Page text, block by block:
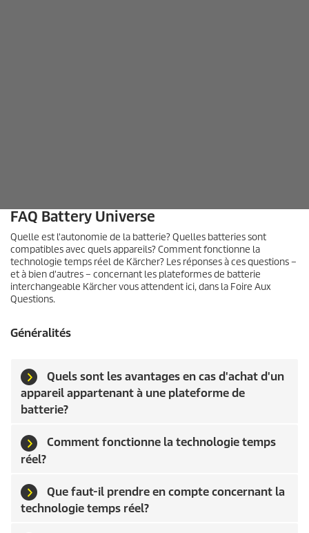
c
o
n
d
e
s
s
u
r
e
FAQ Battery Universe
Quelle est l'autonomie de la batterie? Quelles batteries sont
compatibles avec quels appareils? Comment fonctionne la
technologie temps réel de Kärcher? Les réponses à ces questions –
et à bien d'autres – concernant les plateformes de batterie
interchangeable Kärcher vous attendent ici, dans la Foire Aux
Questions.
Généralités
Quels sont les avantages en cas d'achat d'un
appareil appartenant à une plateforme de
batterie?
Comment fonctionne la technologie temps
réel?
Que faut-il prendre en compte concernant la
technologie temps réel?